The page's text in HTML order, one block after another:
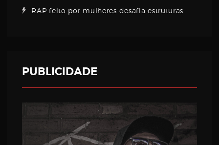
RAP feito por mulheres desafia estruturas
PUBLICIDADE